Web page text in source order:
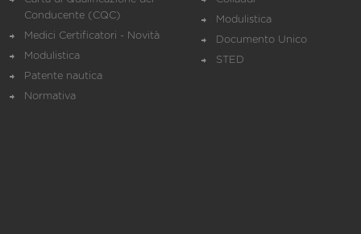
Conducente (CQC)
Medici Certificatori - Novità
Modulistica
Patente nautica
Normativa
Modulistica
Documento Unico
STED